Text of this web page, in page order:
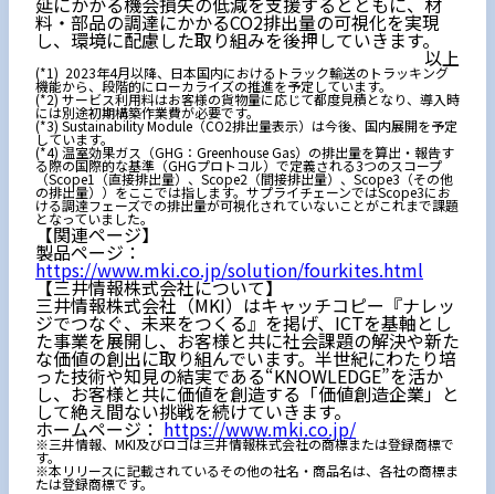
料・部品の調達にかかるCO2排出量の可視化を実現
し、環境に配慮した取り組みを後押していきます。
以上
(*1) 2023年4月以降、日本国内におけるトラック輸送のトラッキング
機能から、段階的にローカライズの推進を予定しています。
(*2) サービス利用料はお客様の貨物量に応じて都度見積となり、導入時
には別途初期構築作業費が必要です。
(*3) Sustainability Module（CO2排出量表示）は今後、国内展開を予定
しています。
(*4) 温室効果ガス（GHG：Greenhouse Gas）の排出量を算出・報告す
る際の国際的な基準（GHGプロトコル）で定義される3つのスコープ
（Scope1（直接排出量）、Scope2（間接排出量）、Scope3（その他
の排出量））をここでは指します。サプライチェーンではScope3にお
ける調達フェーズでの排出量が可視化されていないことがこれまで課題
となっていました。
【関連ページ】
製品ページ：
https://www.mki.co.jp/solution/fourkites.html
【三井情報株式会社について】
三井情報株式会社（MKI）はキャッチコピー『ナレッ
ジでつなぐ、未来をつくる』を掲げ、ICTを基軸とし
た事業を展開し、お客様と共に社会課題の解決や新た
な価値の創出に取り組んでいます。半世紀にわたり培
った技術や知見の結実である“KNOWLEDGE”を活か
し、お客様と共に価値を創造する「価値創造企業」と
して絶え間ない挑戦を続けていきます。
ホームページ：https://www.mki.co.jp/
※三井情報、MKI及びロゴは三井情報株式会社の商標または登録商標で
す。
※本リリースに記載されているその他の社名・商品名は、各社の商標ま
たは登録商標です。